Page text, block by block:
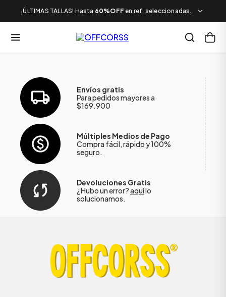
¡ÚLTIMAS TALLAS! Hasta 60%OFF en ref. seleccionadas.
Envíos gratis
Para pedidos mayores a
$169.900
Múltiples Medios de Pago
Compra fácil, rápido y 100%
seguro.
Devoluciones Gratis
¿Hubo un error?aquílo
solucionamos.